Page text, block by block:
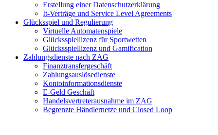
Erstellung einer Datenschutzerklärung
It-Verträge und Service Level Agreements
Glücksspiel und Regulierung
Virtuelle Automatenspiele
Glücksspiellizenz für Sportwetten
Glücksspiellizenz und Gamification
Zahlungsdienste nach ZAG
Finanztransfergeschäft
Zahlungsauslösedienste
Kontoinformationsdienste
E-Geld Geschäft
Handelsvertreterausnahme im ZAG
Begrenzte Händlernetze und Closed Loop